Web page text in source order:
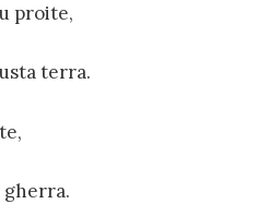
proite,
terra.
gherra.